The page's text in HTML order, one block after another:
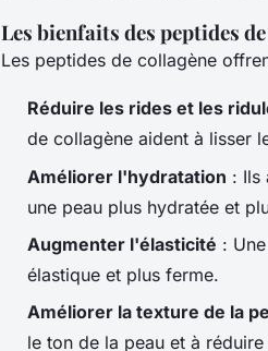
Les bienfaits des peptides
Les peptides de collagène
Réduire les rides et les
de collagène aident à lisser
Améliorer l'hydratation : Ils
une peau plus hydratée et
Augmenter l'élasticité :
élastique et plus ferme.
Améliorer la texture de la
le ton de la peau et à